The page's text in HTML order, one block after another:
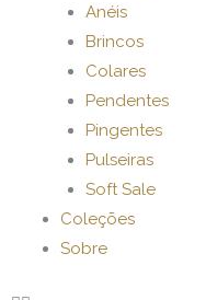
Anéis
Brincos
Colares
Pendentes
Pingentes
Pulseiras
Soft Sale
Coleções
Sobre